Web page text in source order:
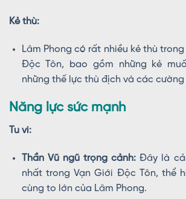
Kẻ thù:
Lâm Phong có rất nhiều kẻ thù
Độc Tôn, bao gồm những kẻ
những thế lực thù địch và các
Năng lực sức mạnh
Tu vi:
Thần Vũ ngũ trọng cảnh: Đây là
nhất trong Vạn Giới Độc Tôn, thể
cùng to lớn của Lâm Phong.